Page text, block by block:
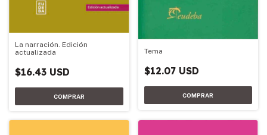
La narración. Edición
actualizada
$16.43 USD
Tema
$12.07 USD